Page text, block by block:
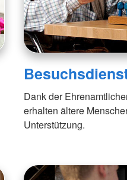
Dank der
erhalten ältere
Unterstützung.